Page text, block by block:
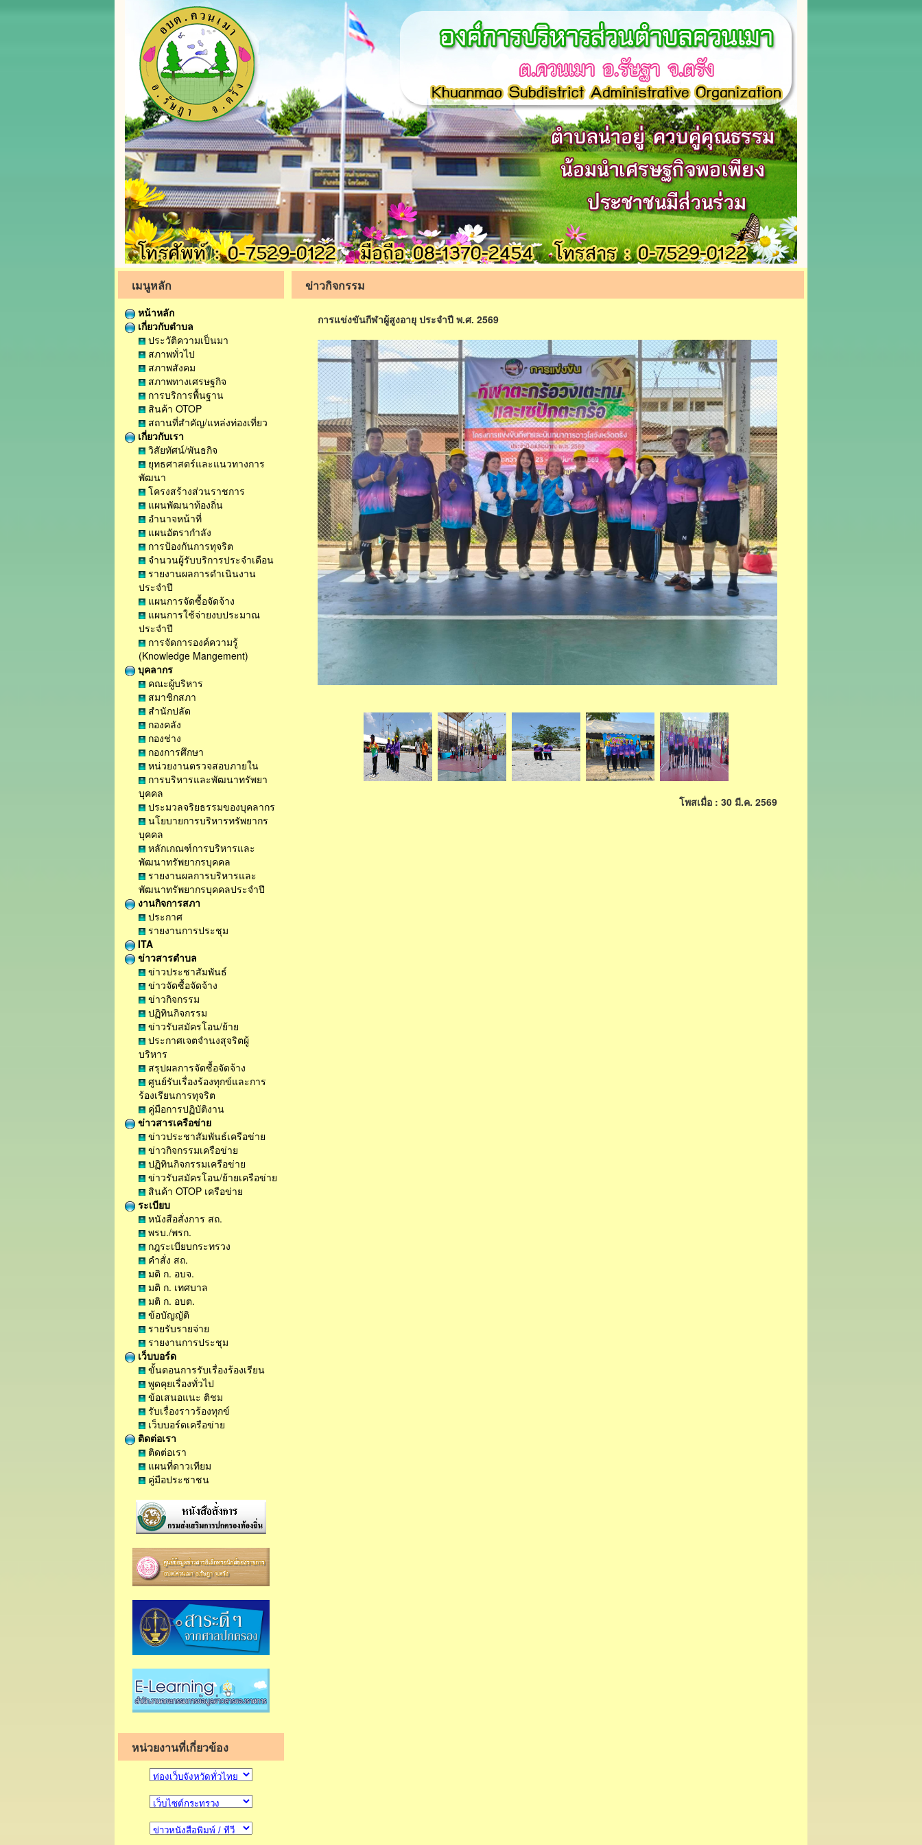
เมนูหลัก
หน้าหลัก
เกี่ยวกับตำบล
ประวัติความเป็นมา
สภาพทั่วไป
สภาพสังคม
สภาพทางเศรษฐกิจ
การบริการพื้นฐาน
สินค้า OTOP
สถานที่สำคัญ/แหล่งท่องเที่ยว
เกี่ยวกับเรา
วิสัยทัศน์/พันธกิจ
ยุทธศาสตร์และแนวทางการ
พัฒนา
โครงสร้างส่วนราชการ
แผนพัฒนาท้องถิ่น
อำนาจหน้าที่
แผนอัตรากำลัง
การป้องกันการทุจริต
จำนวนผู้รับบริการประจำเดือน
รายงานผลการดำเนินงาน
ประจำปี
แผนการจัดซื้อจัดจ้าง
แผนการใช้จ่ายงบประมาณ
ประจำปี
การจัดการองค์ความรู้
(Knowledge Mangement)
บุคลากร
คณะผู้บริหาร
สมาชิกสภา
สำนักปลัด
กองคลัง
กองช่าง
กองการศึกษา
หน่วยงานตรวจสอบภายใน
การบริหารและพัฒนาทรัพยา
บุคคล
ประมวลจริยธรรมของบุคลากร
นโยบายการบริหารทรัพยากร
บุคคล
หลักเกณฑ์การบริหารและ
พัฒนาทรัพยากรบุคคล
รายงานผลการบริหารและ
พัฒนาทรัพยากรบุคคลประจำปี
งานกิจการสภา
ประกาศ
รายงานการประชุม
ITA
ข่าวสารตำบล
ข่าวประชาสัมพันธ์
ข่าวจัดซื้อจัดจ้าง
ข่าวกิจกรรม
ปฏิทินกิจกรรม
ข่าวรับสมัครโอน/ย้าย
ประกาศเจตจำนงสุจริตผู้
บริหาร
สรุปผลการจัดซื้อจัดจ้าง
ศูนย์รับเรื่องร้องทุกข์และการ
ร้องเรียนการทุจริต
คู่มือการปฏิบัติงาน
ข่าวสารเครือข่าย
ข่าวประชาสัมพันธ์เครือข่าย
ข่าวกิจกรรมเครือข่าย
ปฏิทินกิจกรรมเครือข่าย
ข่าวรับสมัครโอน/ย้ายเครือข่าย
สินค้า OTOP เครือข่าย
ระเบียบ
หนังสือสั่งการ สถ.
พรบ./พรก.
กฎระเบียบกระทรวง
คำสั่ง สถ.
มติ ก. อบจ.
มติ ก. เทศบาล
มติ ก. อบต.
ข้อบัญญัติ
รายรับรายจ่าย
รายงานการประชุม
เว็บบอร์ด
ขั้นตอนการรับเรื่องร้องเรียน
พูดคุยเรื่องทั่วไป
ข้อเสนอแนะ ติชม
รับเรื่องราวร้องทุกข์
เว็บบอร์ดเครือข่าย
ติดต่อเรา
ติดต่อเรา
แผนที่ดาวเทียม
คู่มือประชาชน
หน่วยงานที่เกี่ยวข้อง
ข่าวกิจกรรม
การแข่งขันกีฬาผู้สูงอายุ ประจำปี พ.ศ. 2569
โพสเมื่อ : 30 มี.ค. 2569